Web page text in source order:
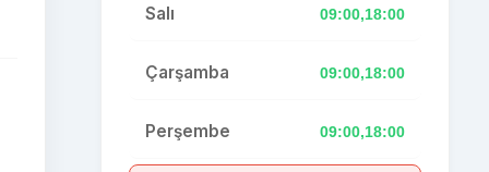
Salı 09:00,18:00
Çarşamba 09:00,18:00
Perşembe 09:00,18:00